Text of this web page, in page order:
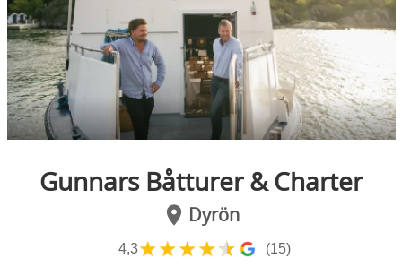
Gunnars Båtturer & Charter
Dyrön
4,3★★★★★ (15)